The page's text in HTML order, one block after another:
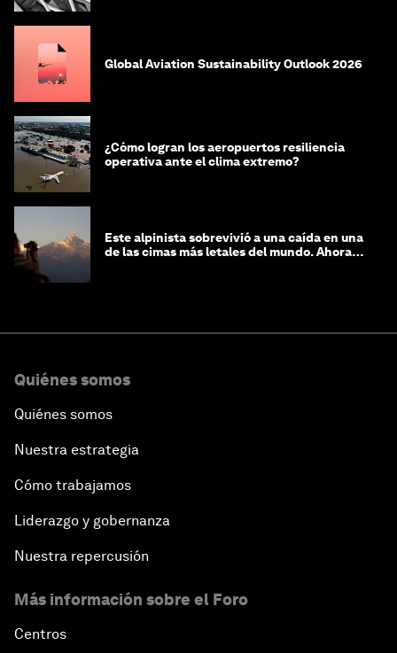
Global Aviation Sustainability Outlook 2026
¿Cómo logran los aeropuertos resiliencia
operativa ante el clima extremo?
Este alpinista sobrevivió a una caída en una
de las cimas más letales del mundo. Ahora
Quiénes somos
Quiénes somos
Nuestra estrategia
Cómo trabajamos
Liderazgo y gobernanza
Nuestra repercusión
Más información sobre el Foro
Centros